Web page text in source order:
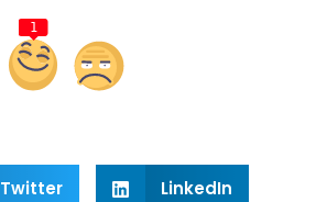
1
Twitter LinkedIn